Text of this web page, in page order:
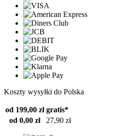
Koszty wysyłki do Polska
od 199,00 zł gratis*
od 0,00 zł
27,90 zł